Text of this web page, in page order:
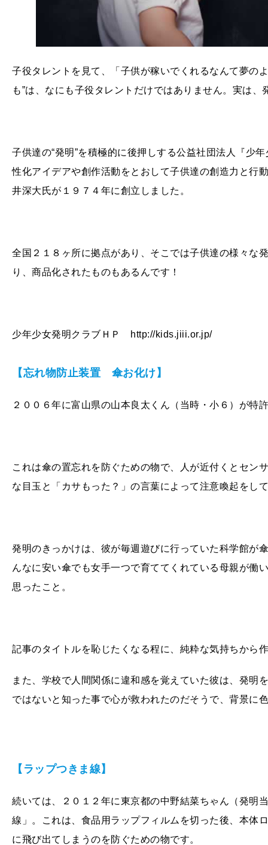
子役タレントを見て、「子供が稼いでくれるなんて夢の
も”は、なにも子役タレントだけではありません。実は
子供達の“発明”を積極的に後押しする公益社団法人『少
性化アイデアや創作活動をとおして子供達の創造力と行
井深大氏が１９７４年に創立しました。
全国２１８ヶ所に拠点があり、そこでは子供達の様々な
り、商品化されたものもあるんです！
少年少女発明クラブＨＰ http://kids.jiii.or.jp/
【忘れ物防止装置 傘お化け】
２００６年に富山県の山本良太くん（当時・小６）が
これは傘の置忘れを防ぐための物で、人が近付くとセン
な目玉と「カサもった？」の言葉によって注意喚起をし
発明のきっかけは、彼が毎週遊びに行っていた科学館が
んなに安い傘でも女手一つで育ててくれている母親が働
思ったこと。
記事のタイトルを恥じたくなる程に、純粋な気持ちから
また、学校で人間関係に違和感を覚えていた彼は、発明
ではないと知った事で心が救われたのだそうで、背景に
【ラップつきま線】
続いては、２０１２年に東京都の中野結菜ちゃん（発明
線」。これは、食品用ラップフィルムを切った後、本体
に飛び出てしまうのを防ぐための物です。